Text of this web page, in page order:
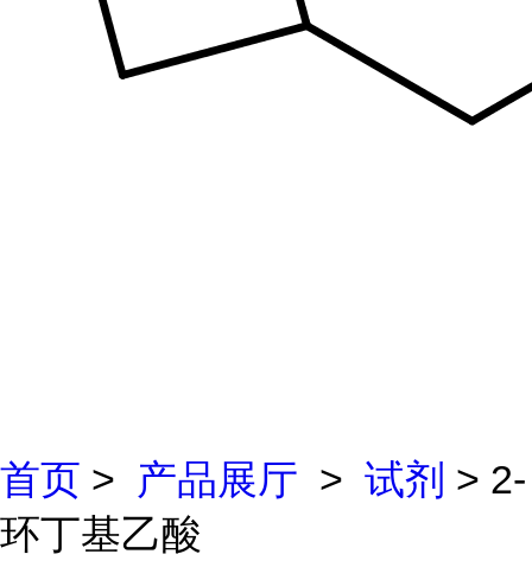
首页 > 产品展厅 > 试剂 > 2-
环丁基乙酸